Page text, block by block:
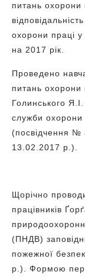
питань охорони
охорони праці
на 2017 рік.
Проведено
питань охорони
Голинського
служби охорони
(посвідчення №
13.02.2017 р.).
Щорічно
працівників
(ПНДВ)
пожежної
р.). Формою